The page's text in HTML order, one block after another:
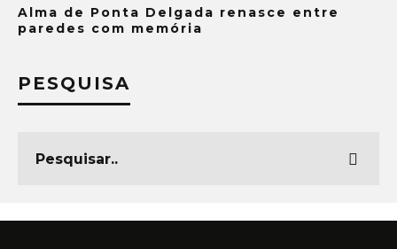
Alma de Ponta Delgada renasce entre
paredes com memória
PESQUISA